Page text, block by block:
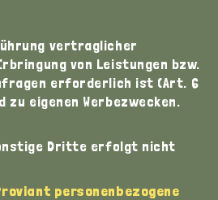
vertraglicher
von Leistungen bzw.
erforderlich ist (Art. 6
zu eigenen Werbezwecken.
Dritte erfolgt nicht
personenbezogene